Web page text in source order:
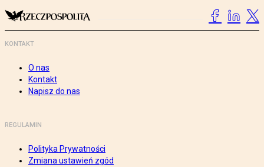
KONTAKT
O nas
Kontakt
Napisz do nas
REGULAMIN
Polityka Prywatności
Zmiana ustawień zgód